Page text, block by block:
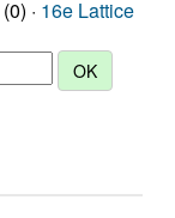
(0) · 16e Lattice